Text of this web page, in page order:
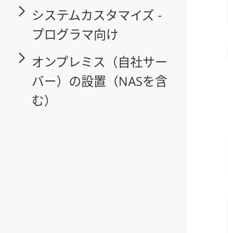
システムカスタマイズ -
プログラマ向け
オンプレミス（自社サー
バー）の設置（NASを含
む）